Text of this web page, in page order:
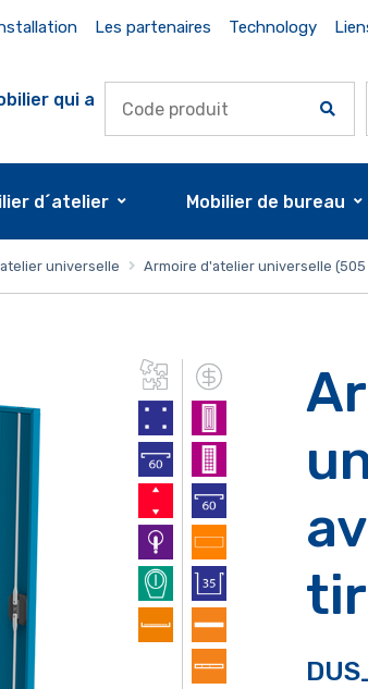
Les partenaires Technology
qui a
d´atelier Mobilier de bureau
universelle Armoire d'atelier universelle